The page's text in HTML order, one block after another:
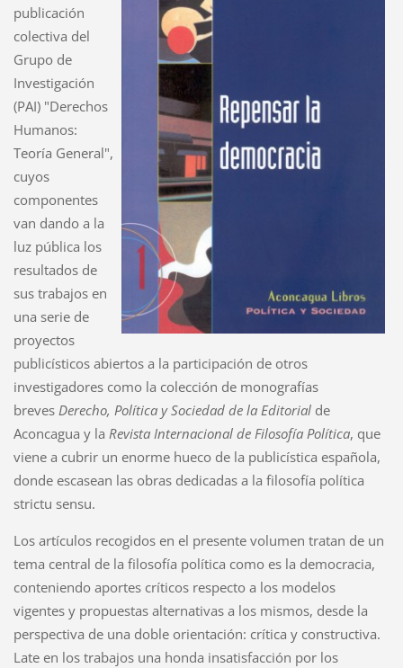
publicación
colectiva del
Grupo de
Investigación
(PAI) "Derechos
Humanos:
Teoría General",
cuyos
componentes
van dando a la
luz pública los
resultados de
sus trabajos en
una serie de
proyectos
publicísticos abiertos a la participación de otros
investigadores como la colección de monografías
breves Derecho, Política y Sociedad de la Editorialde
Aconcagua y la Revista Internacional de Filosofía Política, que
viene a cubrir un enorme hueco de la publicística española,
donde escasean las obras dedicadas a la filosofía política
strictu sensu.
Los artículos recogidos en el presente volumen tratan de un
tema central de la filosofía política como es la democracia,
conteniendo aportes críticos respecto a los modelos
vigentes y propuestas alternativas a los mismos, desde la
perspectiva de una doble orientación: crítica y constructiva.
Late en los trabajos una honda insatisfacción por los